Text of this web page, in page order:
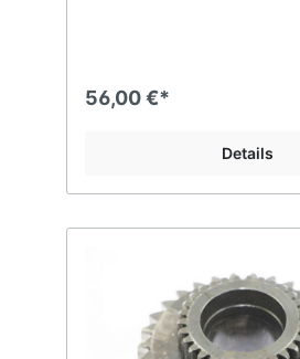
56,00 €*
Details